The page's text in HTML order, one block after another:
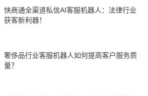
快商通全渠道私信AI客服机器人：法律行业
获客新利器！
奢侈品行业客服机器人如何提高客户服务质
量？